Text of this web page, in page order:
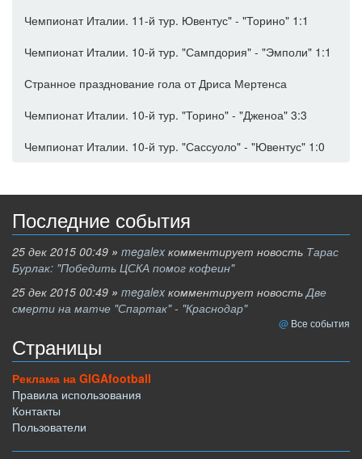
Чемпионат Италии. 11-й тур. Ювентус" - "Торино" 1:1
Чемпионат Италии. 10-й тур. "Сампдория" - "Эмполи" 1:1
Странное празднование гола от Дриса Мертенса
Чемпионат Италии. 10-й тур. "Торино" - "Дженоа" 3:3
Чемпионат Италии. 10-й тур. "Сассуоло" - "Ювентус" 1:0
Последние события
25 дек 2015 00:49 » megalex комментирует новость Тарас
Бурлак: "Победить ЦСКА помог кофеин"
25 дек 2015 00:49 » megalex комментирует новостьДве
смерти на матче "Спартак" - "Краснодар"
Все события
Страницы
Реклама на GIGAfootball
Правила использования
Контакты
Пользователи